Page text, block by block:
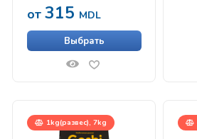
от 315 MDL
Выбрать
1kg(развес), 7kg